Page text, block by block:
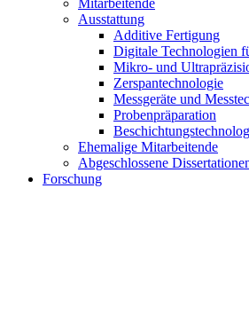
Mitarbeitende
Ausstattung
Additive Fertigung
Digitale Technologien
Mikro- und
Zerspantechnologie
Messgeräte und
Probenpräparation
Ehemalige Mitarbeitende
Abgeschlossene
Forschung